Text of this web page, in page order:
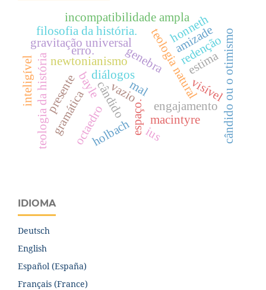
malteologia natural
gravitação universal
espaço.
vazio
newtonianismo
filosofia da história.
cândido engajamento
erro. redenção
teologia da história bayle cândido ou o otimismo
genebra
diálogos
gramática
incompatibilidade ampla
octaedro
inteligível visível
presente
holbach macintyre
ius
estima
amizade
honneth
IDIOMA
Deutsch
English
Español (España)
Français (France)